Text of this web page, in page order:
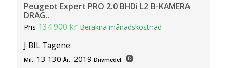
Peugeot Expert PRO 2.0 BHDi L2 B-KAMERA
DRAG..
Pris 134 900 kr Beräkna månadskostnad
J BIL Tagene
Mil: 13 130 År: 2019 Drivmedel: